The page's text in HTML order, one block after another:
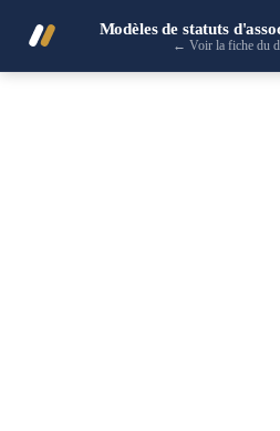
← Voir la fiche du